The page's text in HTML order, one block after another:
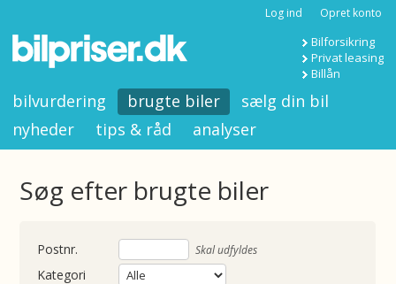
Log ind Opret konto
Bilforsikring
Privat leasing
Billån
bilvurdering brugte biler
sælg din bil
nyheder
tips & råd analyser
Søg efter brugte biler
Skal udfyldes
Kategori